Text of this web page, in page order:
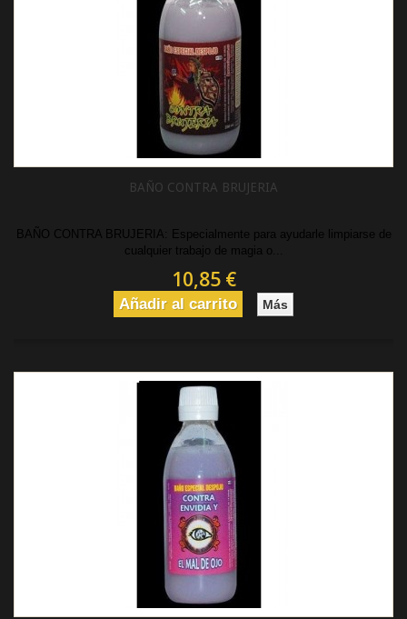
BAÑO CONTRA BRUJERIA
BAÑO CONTRA BRUJERIA: Especialmente para ayudarle limpiarse de
cualquier trabajo de magia o...
10,85 €
Añadir al carrito Más